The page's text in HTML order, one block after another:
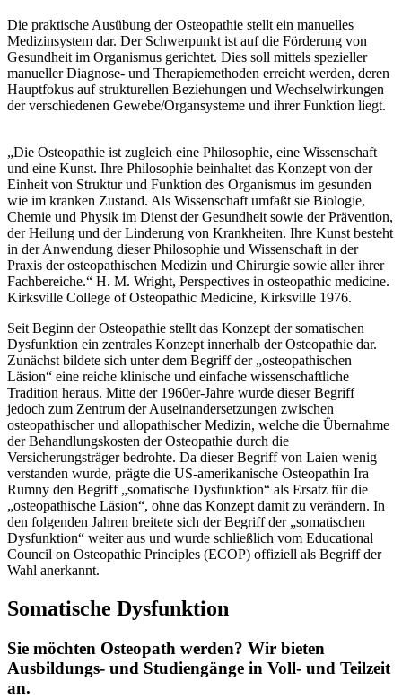
Die praktische Ausübung der Osteopathie stellt ein manuelles
Medizinsystem dar. Der Schwerpunkt ist auf die Förderung von
Gesundheit im Organismus gerichtet. Dies soll mittels spezieller
manueller Diagnose- und Therapiemethoden erreicht werden, deren
Hauptfokus auf strukturellen Beziehungen und Wechselwirkungen
der verschiedenen Gewebe/Organsysteme und ihrer Funktion liegt.
„Die Osteopathie ist zugleich eine Philosophie, eine Wissenschaft
und eine Kunst. Ihre Philosophie beinhaltet das Konzept von der
Einheit von Struktur und Funktion des Organismus im gesunden
wie im kranken Zustand. Als Wissenschaft umfaßt sie Biologie,
Chemie und Physik im Dienst der Gesundheit sowie der Prävention,
der Heilung und der Linderung von Krankheiten. Ihre Kunst besteht
in der Anwendung dieser Philosophie und Wissenschaft in der
Praxis der osteopathischen Medizin und Chirurgie sowie aller ihrer
Fachbereiche.“ H. M. Wright, Perspectives in osteopathic medicine.
Kirksville College of Osteopathic Medicine, Kirksville 1976.
Seit Beginn der Osteopathie stellt das Konzept der somatischen
Dysfunktion ein zentrales Konzept innerhalb der Osteopathie dar.
Zunächst bildete sich unter dem Begriff der „osteopathischen
Läsion“ eine reiche klinische und einfache wissenschaftliche
Tradition heraus. Mitte der 1960er-Jahre wurde dieser Begriff
jedoch zum Zentrum der Auseinandersetzungen zwischen
osteopathischer und allopathischer Medizin, welche die Übernahme
der Behandlungskosten der Osteopathie durch die
Versicherungsträger bedrohte. Da dieser Begriff von Laien wenig
verstanden wurde, prägte die US-amerikanische Osteopathin Ira
Rumny den Begriff „somatische Dysfunktion“ als Ersatz für die
„osteopathische Läsion“, ohne das Konzept damit zu verändern. In
den folgenden Jahren breitete sich der Begriff der „somatischen
Dysfunktion“ weiter aus und wurde schließlich vom Educational
Council on Osteopathic Principles (ECOP) offiziell als Begriff der
Wahl anerkannt.
Somatische Dysfunktion
Sie möchten Osteopath werden? Wir bieten
Ausbildungs- und Studiengänge in Voll- und Teilzeit
an.